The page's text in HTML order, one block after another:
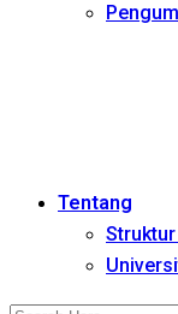
Tentang